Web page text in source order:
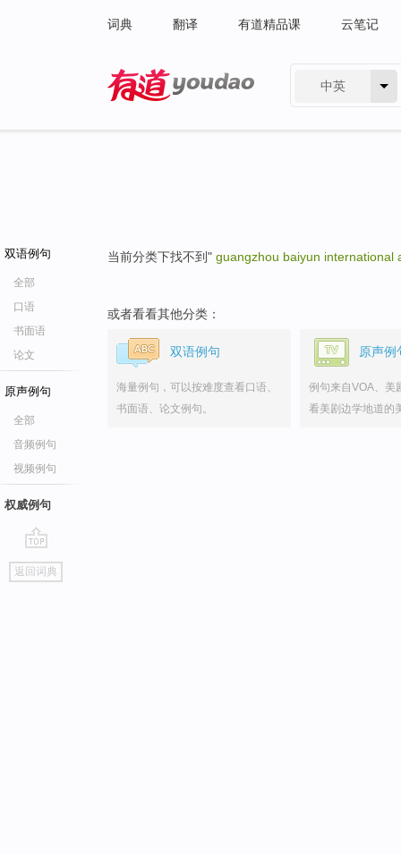
词典 翻译 有道精品课 云笔记
中英
双语例句
全部
口语
书面语
论文
原声例句
全部
音频例句
视频例句
权威例句
go
top
返回词典
当前分类下找不到" guangzhou baiyun international
或者看看其他分类：
双语例句
海量例句，可以按难度查看口语、
书面语、论文例句。
原声例
例句来自VOA、美
看美剧边学地道的